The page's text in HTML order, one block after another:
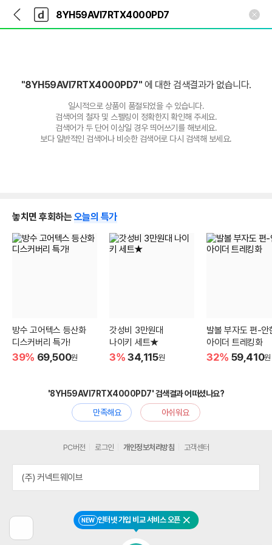
다
나
와
가
다
와
"8YH59AVI7RTX4000PD7" 에 대한 검색결과가 없습니다.
일시적으로 상품이 품절되었을 수 있습니다.
검색어의 철자 및 스펠링이 정확한지 확인해 주세요.
검색어가 두 단어 이상일 경우 띄어쓰기를 해보세요.
보다 일반적인 검색어나 비슷한 검색어로 다시 검색해 보세요.
놓치면 후회하는 오늘의 특가
방수 고어텍스 등산화
디스커버리 특가!
39% 69,500원
갓성비 3만원대
나이키 세트★
3% 34,115원
발볼 부자도 편-안
아이더 트레킹화
32% 59,410원
'8YH59AVI7RTX4000PD7' 검색결과 어떠셨나요?
만족해요
아쉬워요
전
NEW 인터넷 가입 비교 서비스 오픈 닫기
PC버전 로그인 개인정보처리방침 고객센터
(주) 커넥트웨이브